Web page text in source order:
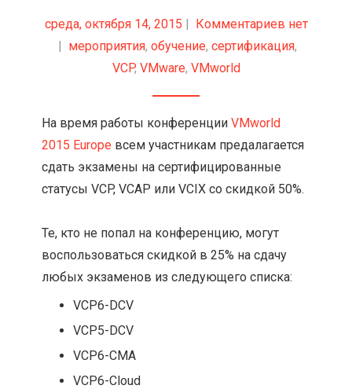
среда, октября 14, 2015 | Комментариев нет
| мероприятия, обучение, сертификация,
VCP, VMware, VMworld
На время работы конференцииVMworld
2015 Europe всем участникам предалагается
сдать экзамены на сертифицированные
статусы VCP, VCAP или VCIX со скидкой 50%.
Те, кто не попал на конференцию, могут
воспользоваться скидкой в 25% на сдачу
любых экзаменов из следующего списка:
VCP6-DCV
VCP5-DCV
VCP6-CMA
VCP6-Cloud